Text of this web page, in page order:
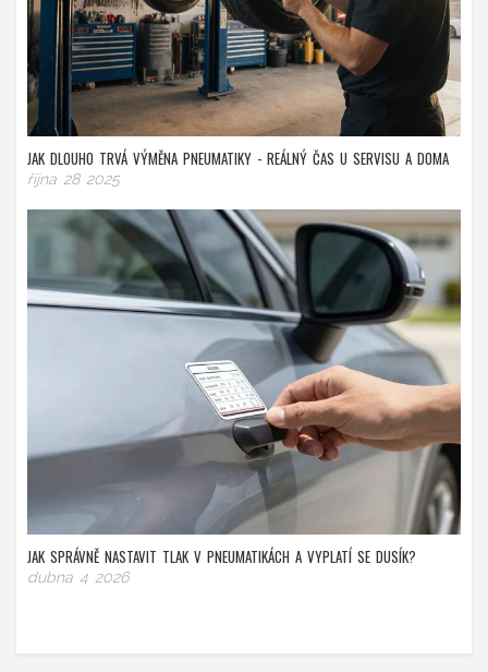
JAK DLOUHO TRVÁ VÝMĚNA PNEUMATIKY - REÁLNÝ ČAS U SERVISU A DOMA
října 28 2025
JAK SPRÁVNĚ NASTAVIT TLAK V PNEUMATIKÁCH A VYPLATÍ SE DUSÍK?
dubna 4 2026